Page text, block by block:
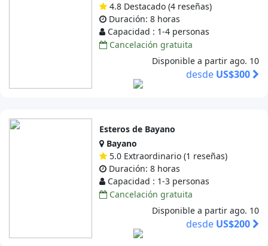
4.8 Destacado (4 reseñas)
Duración: 8 horas
Capacidad : 1-4 personas
Cancelación gratuita
Disponible a partir ago. 10
desde US$300
Esteros de Bayano
Bayano
5.0 Extraordinario (1 reseñas)
Duración: 8 horas
Capacidad : 1-3 personas
Cancelación gratuita
Disponible a partir ago. 10
desde US$200